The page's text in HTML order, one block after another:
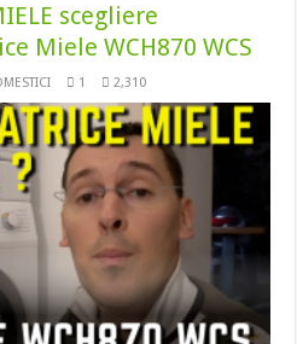
scegliere
Miele WCH870 WCS
1 2,310